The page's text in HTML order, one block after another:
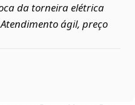
da torneira elétrica
ágil, preço